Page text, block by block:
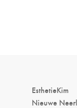
EsthetieKim
Nieuwe